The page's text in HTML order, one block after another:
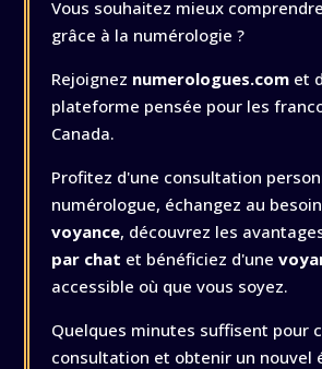
Vous souhaitez mieux
grâce à la numérologie ?
Rejoignez numerologues.com et
plateforme pensée pour les
Canada.
Profitez d'une consultation
numérologue, échangez au
voyance, découvrez les
par chat et bénéficiez d'une
accessible où que vous soyez.
Quelques minutes suffisent pour
consultation et obtenir un nouvel